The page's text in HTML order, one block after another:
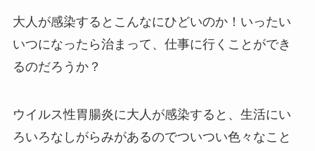
大人が感染するとこんなにひどいのか！いったい
いつになったら治まって、仕事に行くことができ
るのだろうか？
ウイルス性胃腸炎に大人が感染すると、生活にい
ろいろなしがらみがあるのでついつい色々なこと